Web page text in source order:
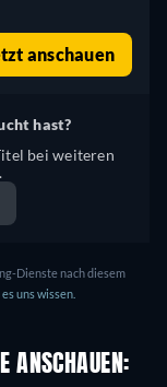
anschauen
hast?
bei weiteren
Dienste nach diesem
uns wissen.
ANSCHAUEN: